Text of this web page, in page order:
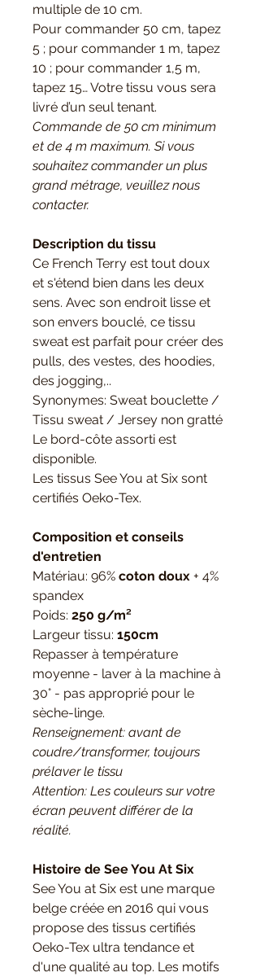
multiple de 10 cm.
Pour commander 50 cm, tapez
5 ; pour commander 1 m, tapez
10 ; pour commander 1,5 m,
tapez 15… Votre tissu vous sera
livré d’un seul tenant.
Commande de 50 cm minimum
et de 4 m maximum. Si vous
souhaitez commander un plus
grand métrage, veuillez nous
contacter.
Description du tissu
Ce French Terry est tout doux
et s'étend bien dans les deux
sens. Avec son endroit lisse et
son envers bouclé, ce tissu
sweat est parfait pour créer des
pulls, des vestes, des hoodies,
des jogging,..
Synonymes: Sweat bouclette /
Tissu sweat / Jersey non gratté
Le bord-côte assorti est
disponible.
Les tissus See You at Six sont
certifiés Oeko-Tex.
Composition et conseils
d'entretien
Matériau: 96% coton doux + 4%
spandex
Poids: 250 g/m²
Largeur tissu: 150cm
Repasser à température
moyenne - laver à la machine à
30° - pas approprié pour le
sèche-linge.
Renseignement: avant de
coudre/transformer, toujours
prélaver le tissu
Attention: Les couleurs sur votre
écran peuvent différer de la
réalité.
Histoire de See You At Six
See You at Six est une marque
belge créée en 2016 qui vous
propose des tissus certifiés
Oeko-Tex ultra tendance et
d'une qualité au top. Les motifs